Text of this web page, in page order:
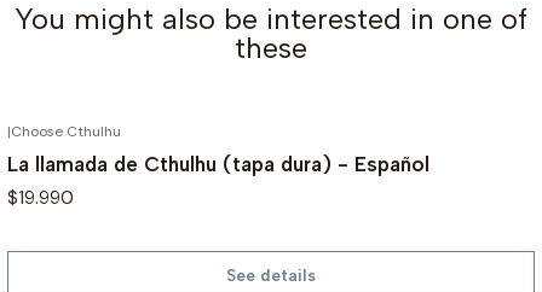
You might also be interested in one of
these
|Choose Cthulhu
La llamada de Cthulhu (tapa dura) - Español
$19.990
See details